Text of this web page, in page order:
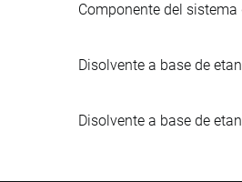
Componente del
Disolvente a base de
Disolvente a base de